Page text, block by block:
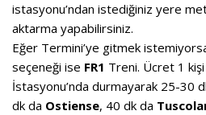
istasyonu’ndan istediğiniz yere
aktarma yapabilirsiniz.
Eğer Termini’ye gitmek
seçeneği ise FR1 Treni. Ücret 1
İstasyonu’nda durmayarak 25-30
dk da Ostiense, 40 dk da